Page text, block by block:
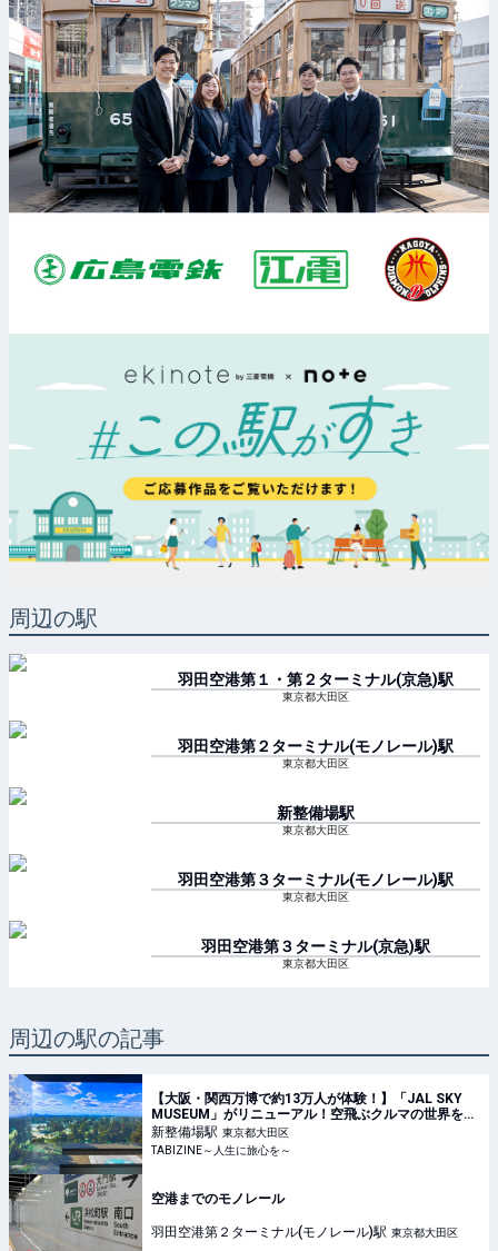
周辺の駅
羽田空港第１・第２ターミナル(京急)駅
東京都大田区
羽田空港第２ターミナル(モノレール)駅
東京都大田区
新整備場駅
東京都大田区
羽田空港第３ターミナル(モノレール)駅
東京都大田区
羽田空港第３ターミナル(京急)駅
東京都大田区
周辺の駅の記事
【大阪・関西万博で約13万人が体験！】「JAL SKY
MUSEUM」がリニューアル！空飛ぶクルマの世界を体
験できる「そらクルーズ」が新登場 | TABIZINE～人生
に旅心を～
新整備場駅 東京都大田区
TABIZINE～人生に旅心を～
空港までのモノレール
羽田空港第２ターミナル(モノレール)駅 東京都大田区